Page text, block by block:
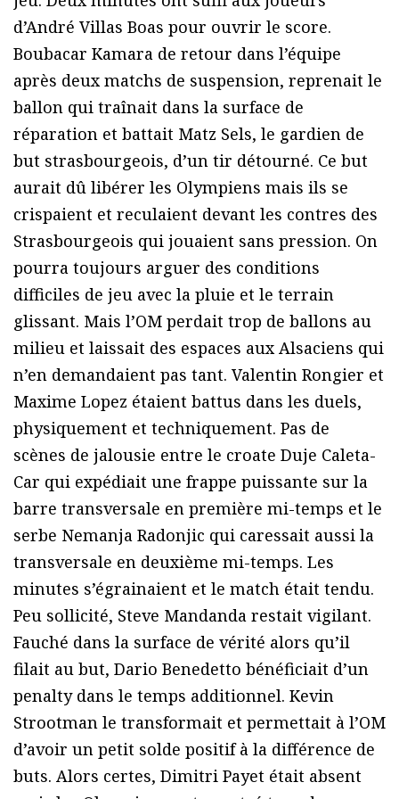
d’André Villas Boas pour ouvrir le score.
Boubacar Kamara de retour dans l’équipe
après deux matchs de suspension, reprenait le
ballon qui traînait dans la surface de
réparation et battait Matz Sels, le gardien de
but strasbourgeois, d’un tir détourné. Ce but
aurait dû libérer les Olympiens mais ils se
crispaient et reculaient devant les contres des
Strasbourgeois qui jouaient sans pression. On
pourra toujours arguer des conditions
difficiles de jeu avec la pluie et le terrain
glissant. Mais l’OM perdait trop de ballons au
milieu et laissait des espaces aux Alsaciens qui
n’en demandaient pas tant. Valentin Rongier et
Maxime Lopez étaient battus dans les duels,
physiquement et techniquement. Pas de
scènes de jalousie entre le croate Duje Caleta-
Car qui expédiait une frappe puissante sur la
barre transversale en première mi-temps et le
serbe Nemanja Radonjic qui caressait aussi la
transversale en deuxième mi-temps. Les
minutes s’égrainaient et le match était tendu.
Peu sollicité, Steve Mandanda restait vigilant.
Fauché dans la surface de vérité alors qu’il
filait au but, Dario Benedetto bénéficiait d’un
penalty dans le temps additionnel. Kevin
Strootman le transformait et permettait à l’OM
d’avoir un petit solde positif à la différence de
buts. Alors certes, Dimitri Payet était absent